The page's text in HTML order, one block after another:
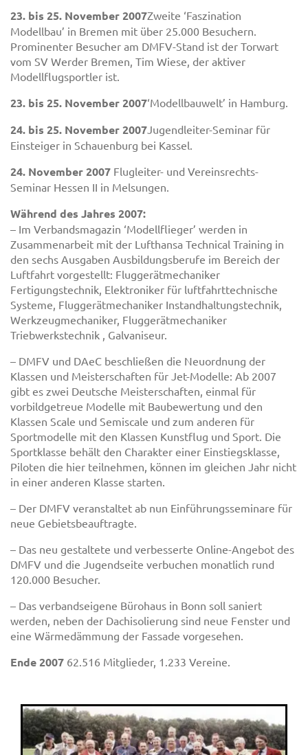
23. bis 25. November 2007Zweite ‘Faszination
Modellbau’ in Bremen mit über 25.000 Besuchern.
Prominenter Besucher am DMFV-Stand ist der Torwart
vom SV Werder Bremen, Tim Wiese, der aktiver
Modellflugsportler ist.
23. bis 25. November 2007‘Modellbauwelt’ in Hamburg.
24. bis 25. November 2007 Jugendleiter-Seminar für
Einsteiger in Schauenburg bei Kassel.
24. November 2007 Flugleiter- und Vereinsrechts-
Seminar Hessen II in Melsungen.
Während des Jahres 2007:
– Im Verbandsmagazin ‘Modellflieger’ werden in
Zusammenarbeit mit der Lufthansa Technical Training in
den sechs Ausgaben Ausbildungsberufe im Bereich der
Luftfahrt vorgestellt: Fluggerätmechaniker
Fertigungstechnik, Elektroniker für luftfahrttechnische
Systeme, Fluggerätmechaniker Instandhaltungstechnik,
Werkzeugmechaniker, Fluggerätmechaniker
Triebwerkstechnik , Galvaniseur.
– DMFV und DAeC beschließen die Neuordnung der
Klassen und Meisterschaften für Jet-Modelle: Ab 2007
gibt es zwei Deutsche Meisterschaften, einmal für
vorbildgetreue Modelle mit Baubewertung und den
Klassen Scale und Semiscale und zum anderen für
Sportmodelle mit den Klassen Kunstflug und Sport. Die
Sportklasse behält den Charakter einer Einstiegsklasse,
Piloten die hier teilnehmen, können im gleichen Jahr nicht
in einer anderen Klasse starten.
– Der DMFV veranstaltet ab nun Einführungsseminare für
neue Gebietsbeauftragte.
– Das neu gestaltete und verbesserte Online-Angebot des
DMFV und die Jugendseite verbuchen monatlich rund
120.000 Besucher.
– Das verbandseigene Bürohaus in Bonn soll saniert
werden, neben der Dachisolierung sind neue Fenster und
eine Wärmedämmung der Fassade vorgesehen.
Ende 2007 62.516 Mitglieder, 1.233 Vereine.